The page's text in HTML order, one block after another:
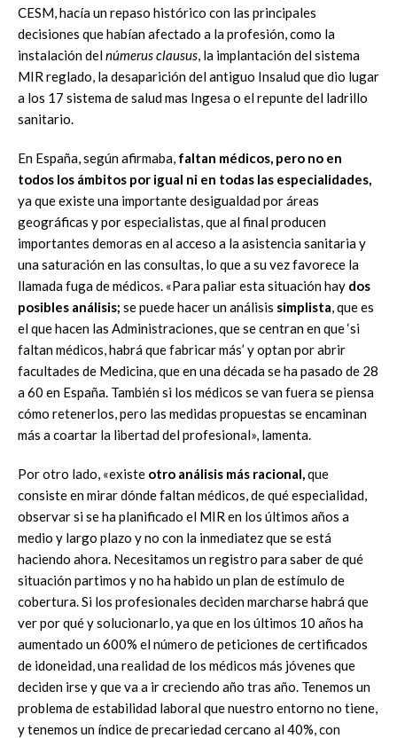
CESM, hacía un repaso histórico con las principales
decisiones que habían afectado a la profesión, como la
instalación delnúmerus clausus, la implantación del sistema
MIR reglado, la desaparición del antiguo Insalud que dio lugar
a los 17 sistema de salud mas Ingesa o el repunte del ladrillo
sanitario.
En España, según afirmaba, faltan médicos, pero no en
todos los ámbitos por igual ni en todas las especialidades,
ya que existe una importante desigualdad por áreas
geográficas y por especialistas, que al final producen
importantes demoras en al acceso a la asistencia sanitaria y
una saturación en las consultas, lo que a su vez favorece la
llamada fuga de médicos. «Para paliar esta situación hay dos
posibles análisis; se puede hacer un análisis simplista, que es
el que hacen las Administraciones, que se centran en que ‘si
faltan médicos, habrá que fabricar más’ y optan por abrir
facultades de Medicina, que en una década se ha pasado de 28
a 60 en España. También si los médicos se van fuera se piensa
cómo retenerlos, pero las medidas propuestas se encaminan
más a coartar la libertad del profesional», lamenta.
Por otro lado, «existe otro análisis más racional,que
consiste en mirar dónde faltan médicos, de qué especialidad,
observar si se ha planificado el MIR en los últimos años a
medio y largo plazo y no con la inmediatez que se está
haciendo ahora. Necesitamos un registro para saber de qué
situación partimos y no ha habido un plan de estímulo de
cobertura. Si los profesionales deciden marcharse habrá que
ver por qué y solucionarlo, ya que en los últimos 10 años ha
aumentado un 600% el número de peticiones de certificados
de idoneidad, una realidad de los médicos más jóvenes que
deciden irse y que va a ir creciendo año tras año. Tenemos un
problema de estabilidad laboral que nuestro entorno no tiene,
y tenemos un índice de precariedad cercano al 40%, con